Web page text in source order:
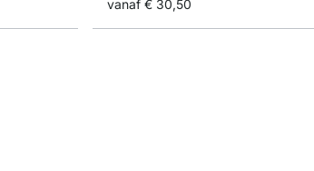
vanaf € 30,50